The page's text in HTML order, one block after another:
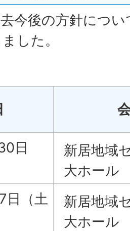
今後の方針につ
した。
日
新居地域
大ホール
日（土
新居地域
大ホール